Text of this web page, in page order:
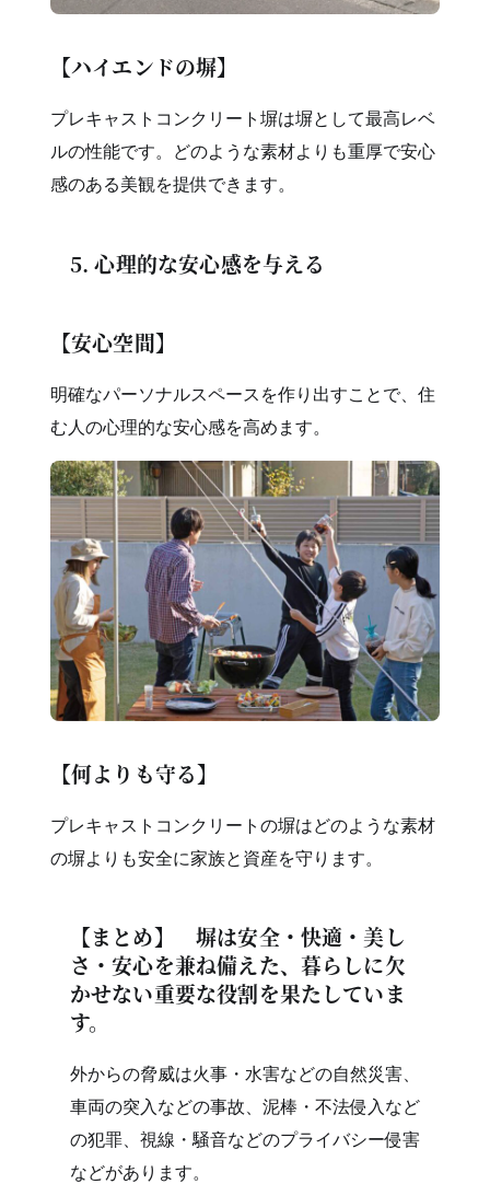
【ハイエンドの塀】
プレキャストコンクリート塀は塀として最高レベ
ルの性能です。どのような素材よりも重厚で安心
感のある美観を提供できます。
5. 心理的な安心感を与える
【安心空間】
明確なパーソナルスペースを作り出すことで、住
む人の心理的な安心感を高めます。
【何よりも守る】
プレキャストコンクリートの塀はどのような素材
の塀よりも安全に家族と資産を守ります。
【まとめ】 塀は安全・快適・美し
さ・安心を兼ね備えた、暮らしに欠
かせない重要な役割を果たしていま
す。
外からの脅威は火事・水害などの自然災害、
車両の突入などの事故、泥棒・不法侵入など
の犯罪、視線・騒音などのプライバシー侵害
などがあります。